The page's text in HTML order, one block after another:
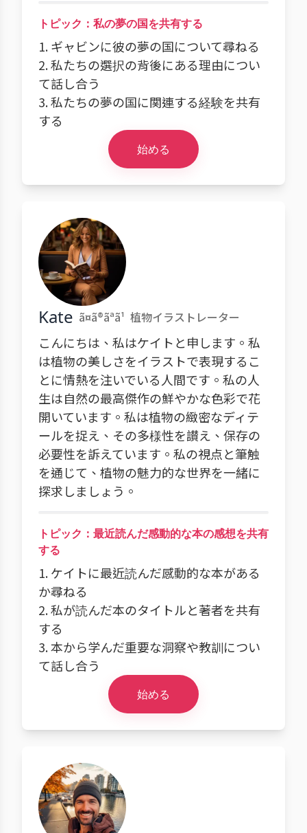
トピック：私の夢の国を共有する
1. ギャビンに彼の夢の国について尋ねる
2. 私たちの選択の背後にある理由につい
て話し合う
3. 私たちの夢の国に関連する経験を共有
する
始める
Kate ã¤ã®ãªã¹ 植物イラストレーター
こんにちは、私はケイトと申します。私
は植物の美しさをイラストで表現するこ
とに情熱を注いでいる人間です。私の人
生は自然の最高傑作の鮮やかな色彩で花
開いています。私は植物の緻密なディテ
ールを捉え、その多様性を讃え、保存の
必要性を訴えています。私の視点と筆触
を通じて、植物の魅力的な世界を一緒に
探求しましょう。
トピック：最近読んだ感動的な本の感想を共有
する
1. ケイトに最近読んだ感動的な本がある
か尋ねる
2. 私が読んだ本のタイトルと著者を共有
する
3. 本から学んだ重要な洞察や教訓につい
て話し合う
始める